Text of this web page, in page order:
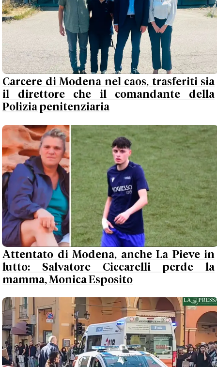
Carcere di Modena nel caos, trasferiti sia
il direttore che il comandante della
Polizia penitenziaria
Attentato di Modena, anche La Pieve in
lutto: Salvatore Ciccarelli perde la
mamma, Monica Esposito